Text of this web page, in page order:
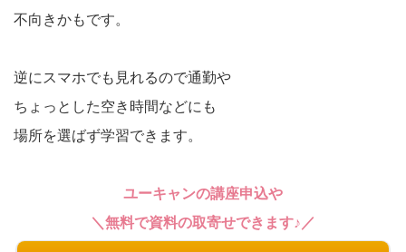
不向きかもです。
逆にスマホでも見れるので通勤や
ちょっとした空き時間などにも
場所を選ばず学習できます。
ユーキャンの講座申込や
＼無料で資料の取寄せできます♪／